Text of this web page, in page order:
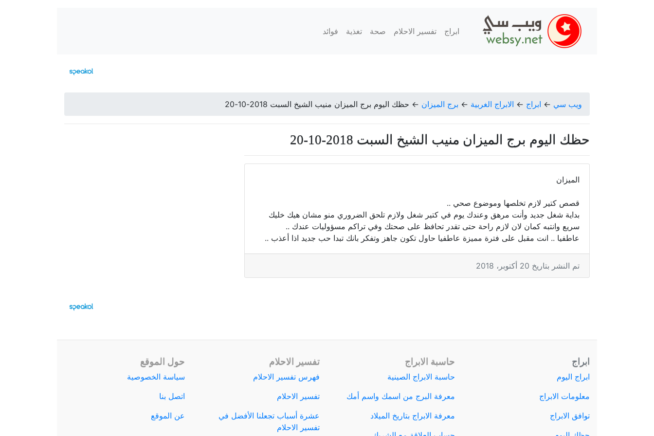
ابراج تفسير الاحلام صحة تغذية فوائد
ويب سي ← ابراج ← الابراج الغربية ← برج الميزان ← حظك اليوم برج الميزان منيب الشيخ السبت 2018-10-20
حظك اليوم برج الميزان منيب الشيخ السبت 2018-10-20
الميزان
قصص كتير لازم تخلصها وموضوع صحي ..
بداية شغل جديد وأنت مرهق وعندك يوم في كتير شغل ولازم تلحق الضروري منو مشان هيك خليك
سريع وانتبه كمان لان لازم راحة حتى تقدر تحافظ على صحتك وفي تراكم مسؤوليات عندك ..
عاطفيا .. انت مقبل على فترة مميزة عاطفيا حاول تكون جاهز وتفكر بانك تبدا حب جديد اذا أعذب ..
تم النشر بتاريخ 20 أكتوبر، 2018
ابراج
ابراج اليوم
معلومات الابراج
توافق الابراج
حاسبة الابراج
حاسبة الابراج الصينية
معرفة البرج من اسمك واسم أمك
معرفة الابراج بتاريخ الميلاد
تفسير الاحلام
فهرس تفسير الاحلام
تفسير الاحلام
عشرة أسباب تجعلنا الأفضل في
تفسير الاحلام
حول الموقع
سياسة الخصوصية
اتصل بنا
عن الموقع